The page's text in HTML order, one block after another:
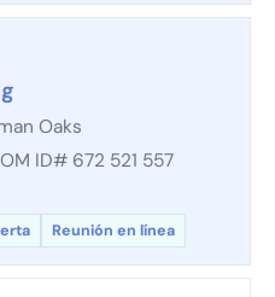
Oaks
ID# 672 521 557
Reunión en línea